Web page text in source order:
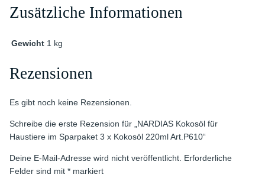
Zusätzliche Informationen
Gewicht 1 kg
Rezensionen
Es gibt noch keine Rezensionen.
Schreibe die erste Rezension für „NARDIAS Kokosöl für
Haustiere im Sparpaket 3 x Kokosöl 220ml Art.P610“
Deine E-Mail-Adresse wird nicht veröffentlicht. Erforderliche
Felder sind mit * markiert